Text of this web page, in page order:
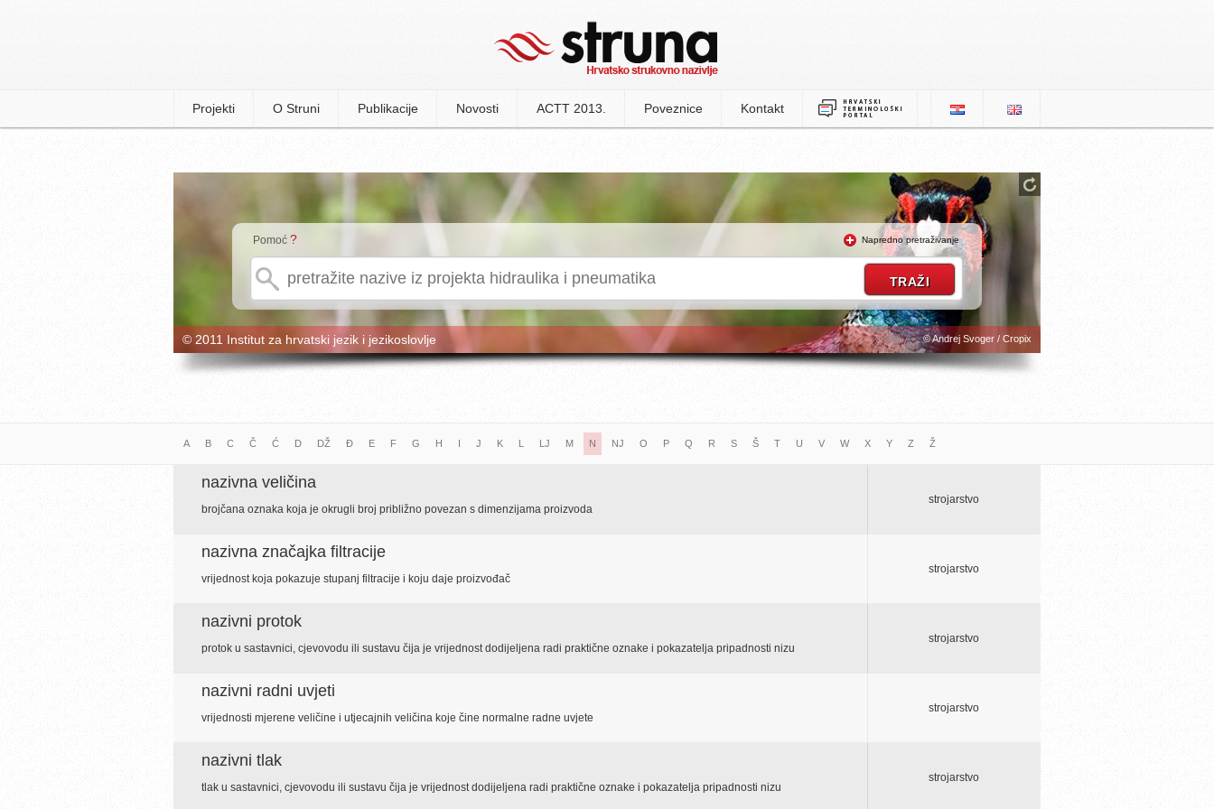
Projekti O Struni Publikacije Novosti ACTT 2013. Poveznice Kontakt
Pomoć ? Napredno pretraživanje
© 2011 Institut za hrvatski jezik i jezikoslovlje © Andrej Svoger / Cropix
A B C Č Ć D DŽ Đ E F G H I J K L LJ M N NJ O P Q R S Š T U V W X Y Z Ž
nazivna veličina
brojčana oznaka koja je okrugli broj približno povezan s dimenzijama proizvoda
strojarstvo
nazivna značajka filtracije
vrijednost koja pokazuje stupanj filtracije i koju daje proizvođač
strojarstvo
nazivni protok
protok u sastavnici, cjevovodu ili sustavu čija je vrijednost dodijeljena radi praktične oznake i pokazatelja pripadnosti nizu
strojarstvo
nazivni radni uvjeti
vrijednosti mjerene veličine i utjecajnih veličina koje čine normalne radne uvjete
strojarstvo
nazivni tlak
tlak u sastavnici, cjevovodu ili sustavu čija je vrijednost dodijeljena radi praktične oznake i pokazatelja pripadnosti nizu
strojarstvo